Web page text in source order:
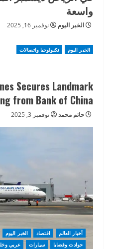
واسعة
الخبر اليوم نوفمبر 16, 2025
الخبر اليوم تكنولوجيا واتصالات
Secures Landmark
from Bank of China
حاتم محمد نوفمبر 3, 2025
أخبار العالم اقتصاد الخبر اليوم
حوادث وقضايا
سيارات عربي